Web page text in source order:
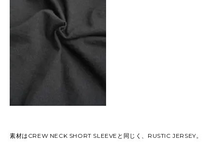
素材はCREW NECK SHORT SLEEVEと同じく、RUSTIC JERSEY。